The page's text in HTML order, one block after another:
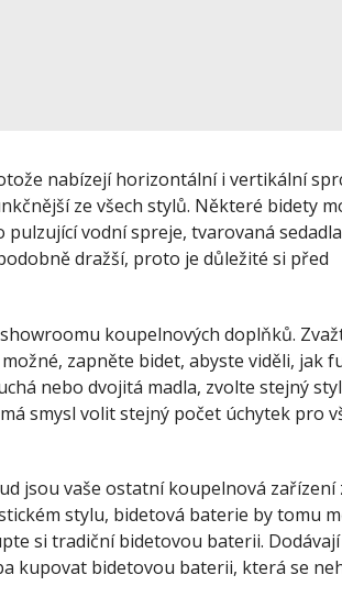
nabízejí horizontální i vertikální
ze všech stylů. Některé bidety
vodní spreje, tvarovaná
dražší, proto je důležité si před
koupelnových doplňků.
zapněte bidet, abyste viděli, jak
nebo dvojitá madla, zvolte stejný
smysl volit stejný počet úchytek pro
jsou vaše ostatní koupelnová zařízení
stylu, bidetová baterie by tomu
si tradiční bidetovou baterii. Dodávají
kupovat bidetovou baterii, která se